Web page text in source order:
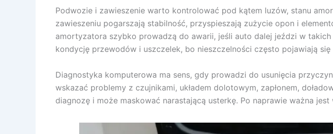
Podwozie i zawieszenie warto kontrolować pod kątem luzów, stanu
zawieszeniu pogarszają stabilność, przyspieszają zużycie opon i
amortyzatora szybko prowadzą do awarii, jeśli auto dalej jeździ w
kondycję przewodów i uszczelek, bo nieszczelności często pojawiają
Diagnostyka komputerowa ma sens, gdy prowadzi do usunięcia
wskazać problemy z czujnikami, układem dolotowym, zapłonem,
diagnozę i może maskować narastającą usterkę. Po naprawie ważna